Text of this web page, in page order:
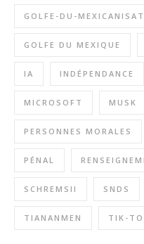
GOLFE-DU-
GOLFE DU MEXIQUE
IA INDÉPENDANCE
MICROSOFT MUSK
PERSONNES MORALES
PÉNAL
SCHREMSII SNDS
TIANANMEN TIK-